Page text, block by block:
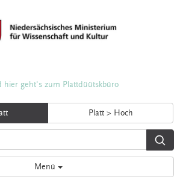
hier geht's zum Plattdüütskbüro
Platt > Hoch
Menü